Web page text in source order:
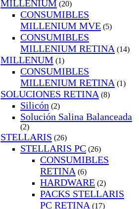
MILLENIUM (20)
CONSUMIBLES
MILLENIUM MVE (5)
CONSUMIBLES
MILLENIUM RETINA (14)
MILLENUM (1)
CONSUMIBLES
MILLENIUM RETINA (1)
SOLUCIONES RETINA (8)
Silicón (2)
Solución Salina Balanceada
(2)
STELLARIS (26)
STELLARIS PC (26)
CONSUMIBLES
RETINA (6)
HARDWARE (2)
PACKS STELLARIS
PC RETINA (17)